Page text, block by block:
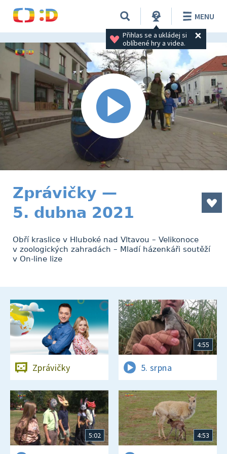
Přihlas se a ukládej si
oblíbené hry a videa.
MENU
Zprávičky —
5. dubna 2021
Obří kraslice v Hluboké nad Vltavou – Velikonoce
v zoologických zahradách – Mladí házenkáři soutěží
v On-line lize
Zprávičky
4:55
5. srpna
5:02 4:53